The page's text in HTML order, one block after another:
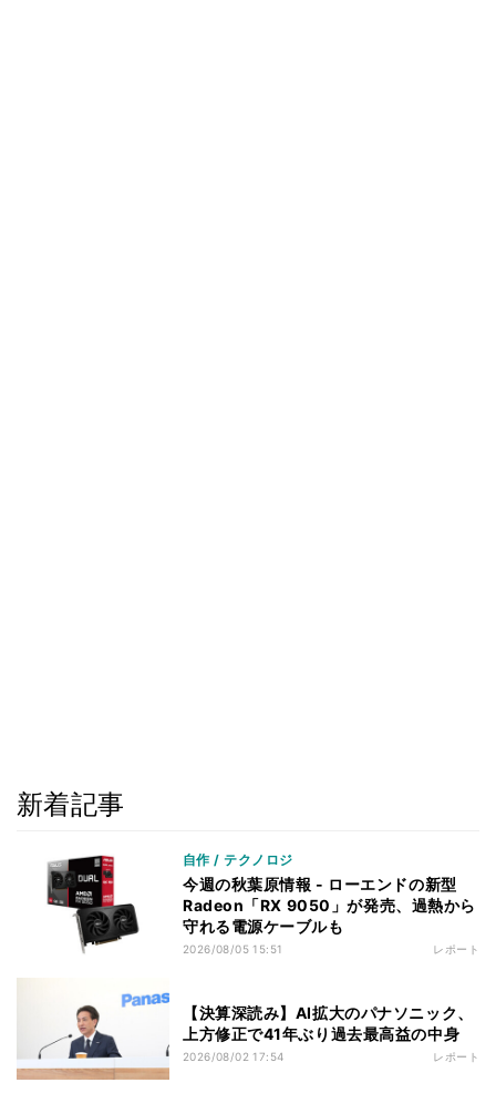
新着記事
自作 / テクノロジ
今週の秋葉原情報 - ローエンドの新型
Radeon「RX 9050」が発売、過熱から
守れる電源ケーブルも
2026/08/05 15:51 レポート
【決算深読み】AI拡大のパナソニック、
上方修正で41年ぶり過去最高益の中身
2026/08/02 17:54 レポート